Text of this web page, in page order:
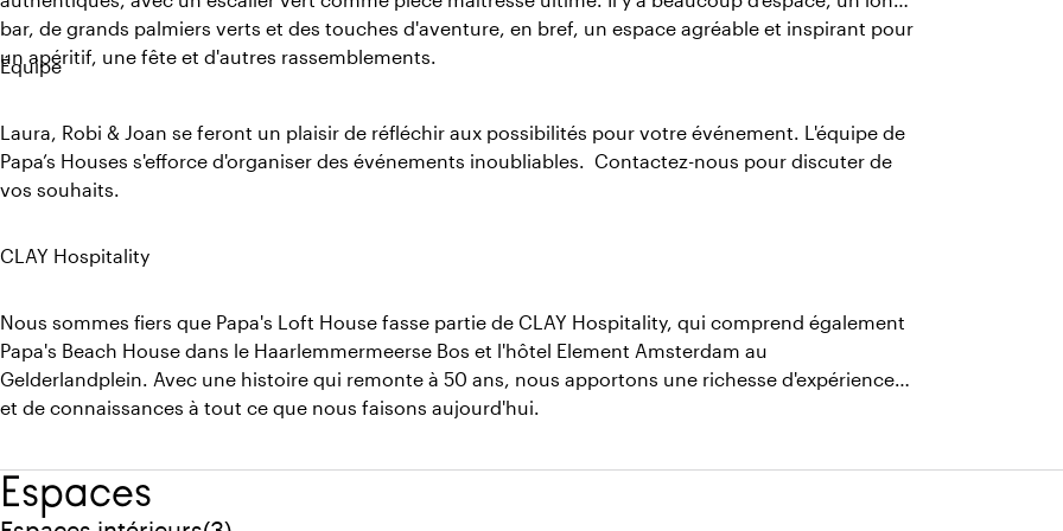
bar, de grands palmiers verts et des touches d'aventure, en bref, un espace agréable et inspirant pour
un apéritif, une fête et d'autres rassemblements.
Équipe
Laura, Robi & Joan se feront un plaisir de réfléchir aux possibilités pour votre événement. L'équipe de
Papa’s Houses s'efforce d'organiser des événements inoubliables. Contactez-nous pour discuter de
vos souhaits.
CLAY Hospitality
Nous sommes fiers que Papa's Loft House fasse partie de CLAY Hospitality, qui comprend également
Papa's Beach House dans le Haarlemmermeerse Bos et l'hôtel Element Amsterdam au
Gelderlandplein. Avec une histoire qui remonte à 50 ans, nous apportons une richesse d'expérience
et de connaissances à tout ce que nous faisons aujourd'hui.
Espaces